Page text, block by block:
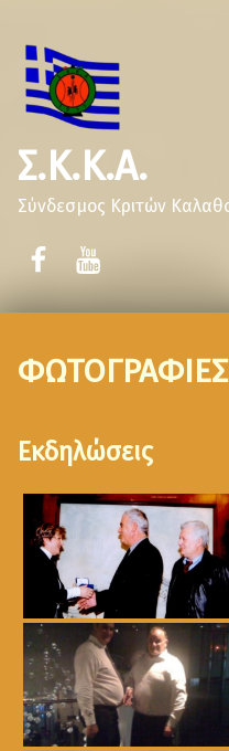
Σ.Κ.Κ.Α.
Σύνδεσμος Κριτών
Εκδηλώσεις